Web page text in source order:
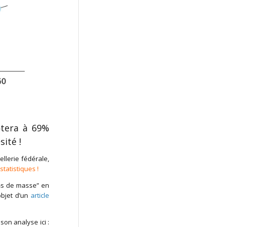
à 69%
!
fédérale,
!
de masse” en
d’un article
analyse ici :